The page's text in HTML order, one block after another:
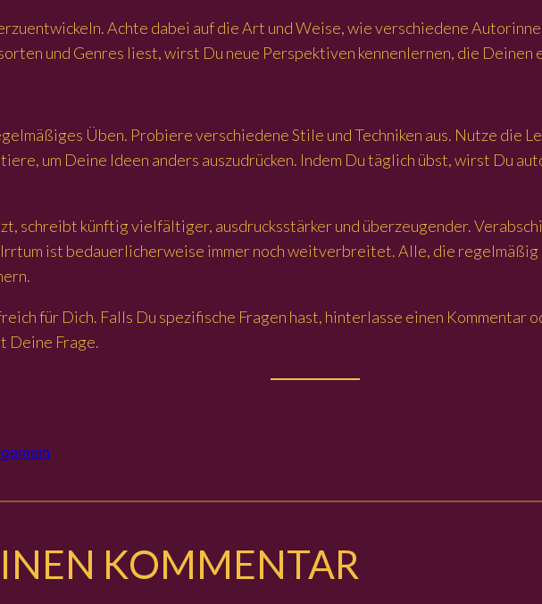
Achte dabei auf die Art und Weise, wie verschiedene
und Genres liest, wirst Du neue Perspektiven kennenlernen, die
Üben. Probiere verschiedene Stile und Techniken aus. Nutze die
um Deine Ideen anders auszudrücken. Indem Du täglich übst, wirst Du
schreibt künftig vielfältiger, ausdrucksstärker und überzeugender.
ist bedauerlicherweise immer noch weitverbreitet. Alle, die regelmäßig
für Dich. Falls Du spezifische Fragen hast, hinterlasse einen Kommentar
Deine Frage.
KOMMENTAR